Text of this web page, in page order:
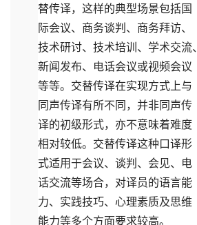
替传译，这样的典型场景包括国
际会议、商务谈判、商务拜访、
技术研讨、技术培训、学术交流、
新闻发布、电话会议或视频会议
等等。交替传译在实现方式上与
同声传译有所不同，并非同声传
译的初级形式，亦不意味着难度
相对较低。交替传译这种口译形
式适用于会议、谈判、会见、电
话交流等场合，对译员的语言能
力、实践技巧、心理素质及思维
能力等多个方面要求较高。